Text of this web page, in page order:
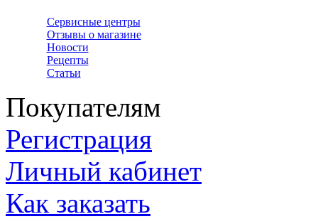
Сервисные центры
Отзывы о магазине
Новости
Рецепты
Статьи
Покупателям
Регистрация
Личный кабинет
Как заказать